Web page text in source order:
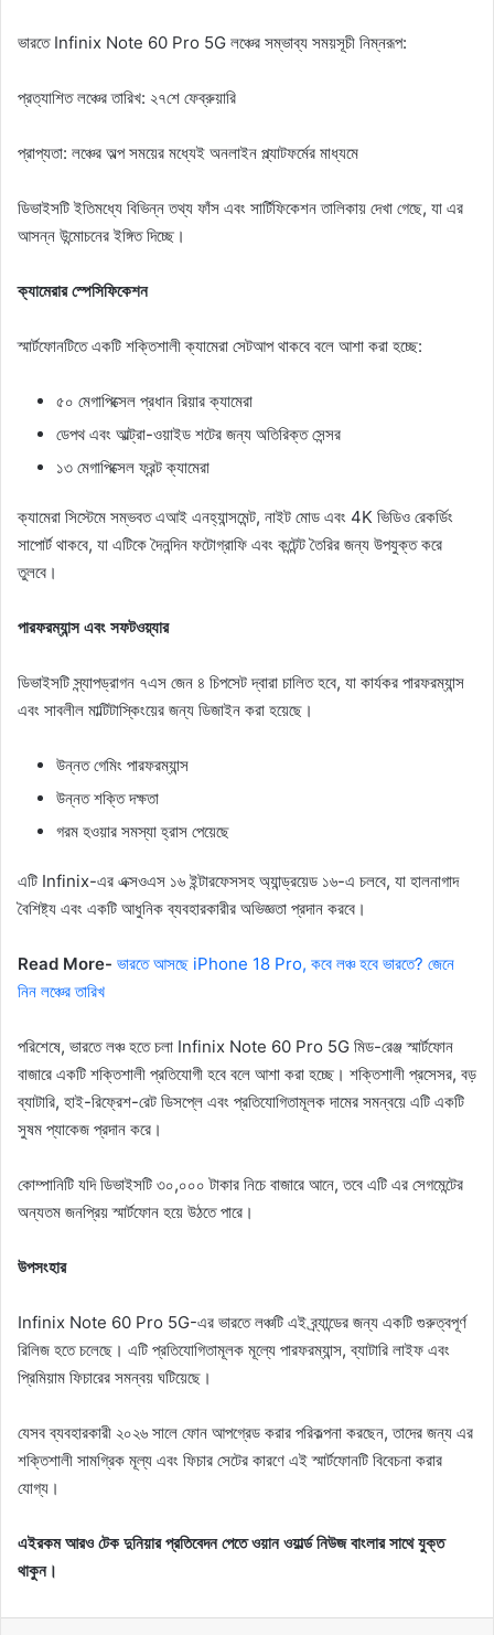
ভারতে Infinix Note 60 Pro 5G লঞ্চের সম্ভাব্য সময়সূচী নিম্নরূপ:
প্রত্যাশিত লঞ্চের তারিখ: ২৭শে ফেব্রুয়ারি
প্রাপ্যতা: লঞ্চের অল্প সময়ের মধ্যেই অনলাইন প্ল্যাটফর্মের মাধ্যমে
ডিভাইসটি ইতিমধ্যে বিভিন্ন তথ্য ফাঁস এবং সার্টিফিকেশন তালিকায় দেখা গেছে, যা এর
আসন্ন উন্মোচনের ইঙ্গিত দিচ্ছে।
ক্যামেরার স্পেসিফিকেশন
স্মার্টফোনটিতে একটি শক্তিশালী ক্যামেরা সেটআপ থাকবে বলে আশা করা হচ্ছে:
৫০ মেগাপিক্সেল প্রধান রিয়ার ক্যামেরা
ডেপথ এবং আল্ট্রা-ওয়াইড শটের জন্য অতিরিক্ত সেন্সর
১৩ মেগাপিক্সেল ফ্রন্ট ক্যামেরা
ক্যামেরা সিস্টেমে সম্ভবত এআই এনহ্যান্সমেন্ট, নাইট মোড এবং 4K ভিডিও রেকর্ডিং
সাপোর্ট থাকবে, যা এটিকে দৈনন্দিন ফটোগ্রাফি এবং কন্টেন্ট তৈরির জন্য উপযুক্ত করে
তুলবে।
পারফরম্যান্স এবং সফটওয়্যার
ডিভাইসটি স্ন্যাপড্রাগন ৭এস জেন ৪ চিপসেট দ্বারা চালিত হবে, যা কার্যকর পারফরম্যান্স
এবং সাবলীল মাল্টিটাস্কিংয়ের জন্য ডিজাইন করা হয়েছে।
উন্নত গেমিং পারফরম্যান্স
উন্নত শক্তি দক্ষতা
গরম হওয়ার সমস্যা হ্রাস পেয়েছে
এটি Infinix-এর এক্সওএস ১৬ ইন্টারফেসসহ অ্যান্ড্রয়েড ১৬-এ চলবে, যা হালনাগাদ
বৈশিষ্ট্য এবং একটি আধুনিক ব্যবহারকারীর অভিজ্ঞতা প্রদান করবে।
Read More- ভারতে আসছে iPhone 18 Pro, কবে লঞ্চ হবে ভারতে? জেনে
নিন লঞ্চের তারিখ
পরিশেষে, ভারতে লঞ্চ হতে চলা Infinix Note 60 Pro 5G মিড-রেঞ্জ স্মার্টফোন
বাজারে একটি শক্তিশালী প্রতিযোগী হবে বলে আশা করা হচ্ছে। শক্তিশালী প্রসেসর, বড়
ব্যাটারি, হাই-রিফ্রেশ-রেট ডিসপ্লে এবং প্রতিযোগিতামূলক দামের সমন্বয়ে এটি একটি
সুষম প্যাকেজ প্রদান করে।
কোম্পানিটি যদি ডিভাইসটি ৩০,০০০ টাকার নিচে বাজারে আনে, তবে এটি এর সেগমেন্টের
অন্যতম জনপ্রিয় স্মার্টফোন হয়ে উঠতে পারে।
উপসংহার
Infinix Note 60 Pro 5G-এর ভারতে লঞ্চটি এই ব্র্যান্ডের জন্য একটি গুরুত্বপূর্ণ
রিলিজ হতে চলেছে। এটি প্রতিযোগিতামূলক মূল্যে পারফরম্যান্স, ব্যাটারি লাইফ এবং
প্রিমিয়াম ফিচারের সমন্বয় ঘটিয়েছে।
যেসব ব্যবহারকারী ২০২৬ সালে ফোন আপগ্রেড করার পরিকল্পনা করছেন, তাদের জন্য এর
শক্তিশালী সামগ্রিক মূল্য এবং ফিচার সেটের কারণে এই স্মার্টফোনটি বিবেচনা করার
যোগ্য।
এইরকম আরও টেক দুনিয়ার প্রতিবেদন পেতে ওয়ান ওয়ার্ল্ড নিউজ বাংলার সাথে যুক্ত
থাকুন।